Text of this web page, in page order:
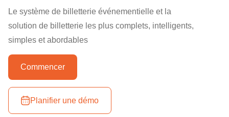
Le système de billetterie événementielle et la
solution de billetterie les plus complets, intelligents,
simples et abordables
Commencer
Planifier une démo